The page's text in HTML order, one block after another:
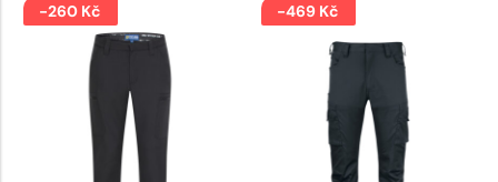
-260 Kč -469 Kč